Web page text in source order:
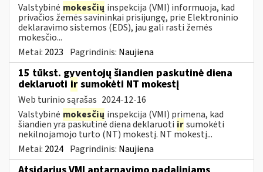
Valstybinė mokesčių inspekcija (VMI) informuoja, kad
privačios žemės savininkai prisijungę, prie Elektroninio
deklaravimo sistemos (EDS), jau gali rasti žemės
mokesčio...
Metai: 2023 Pagrindinis: Naujiena
15 tūkst. gyventojų šiandien paskutinė diena
deklaruoti ir sumokėti NT mokestį
Web turinio sąrašas 2024-12-16
Valstybinė mokesčių inspekcija (VMI) primena, kad
šiandien yra paskutinė diena deklaruoti irsumokėti
nekilnojamojo turto (NT) mokestį. NT mokestį...
Metai: 2024 Pagrindinis: Naujiena